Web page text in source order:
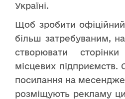
Україні.
Щоб зробити
більш затребуваним,
створювати
місцевих
посилання на
розміщують рекламу